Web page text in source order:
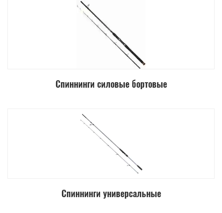
Спиннинги силовые бортовые
Спиннинги универсальные